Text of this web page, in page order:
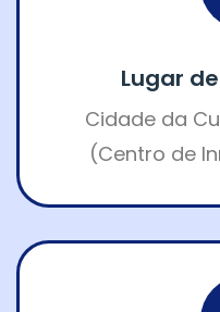
Lugar
Cidade da
(Centro de